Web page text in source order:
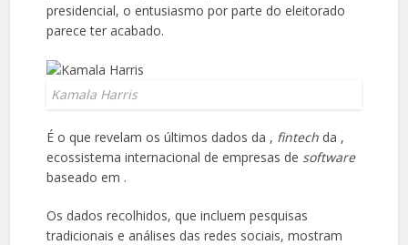
presidencial, o entusiasmo por parte do eleitorado
parece ter acabado.
Kamala Harris
É o que revelam os últimos dados da , fintech da ,
ecossistema internacional de empresas de software
baseado em .
Os dados recolhidos, que incluem pesquisas
tradicionais e análises das redes sociais, mostram